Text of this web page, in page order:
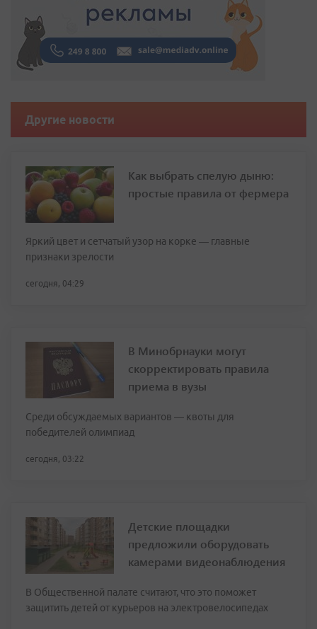
Другие новости
Как выбрать спелую дыню:
простые правила от фермера
Яркий цвет и сетчатый узор на корке — главные
признаки зрелости
сегодня, 04:29
В Минобрнауки могут
скорректировать правила
приема в вузы
Среди обсуждаемых вариантов — квоты для
победителей олимпиад
сегодня, 03:22
Детские площадки
предложили оборудовать
камерами видеонаблюдения
В Общественной палате считают, что это поможет
защитить детей от курьеров на электровелосипедах